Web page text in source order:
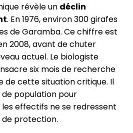
révèle un déclin
. En 1976, environ 300 girafes
de Garamba. Ce chiffre est
2008, avant de chuter
actuel. Le biologiste
six mois de recherche
de cette situation critique. Il
population pour
effectifs ne se redressent
protection.